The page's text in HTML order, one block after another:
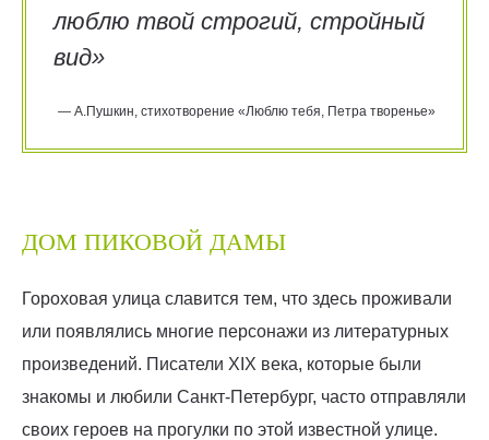
люблю твой строгий, стройный
вид»
— А.Пушкин, стихотворение «Люблю тебя, Петра творенье»
ДОМ ПИКОВОЙ ДАМЫ
Гороховая улица славится тем, что здесь проживали
или появлялись многие персонажи из литературных
произведений. Писатели XIX века, которые были
знакомы и любили Санкт-Петербург, часто отправляли
своих героев на прогулки по этой известной улице.